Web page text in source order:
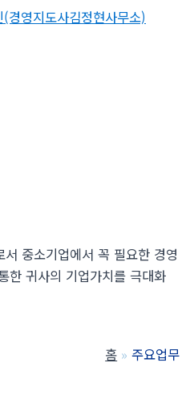
중소기업에서 꼭 필요한 경영
한 귀사의 기업가치를 극대화
홈 주요업무